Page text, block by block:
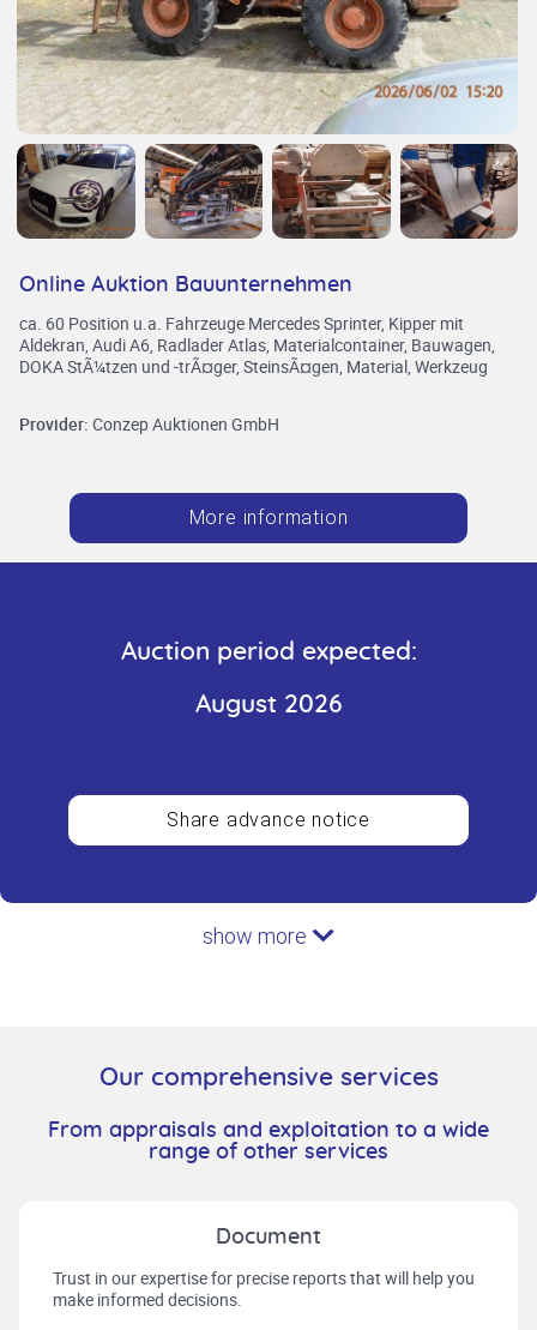
Online Auktion Bauunternehmen
ca. 60 Position u.a. Fahrzeuge Mercedes Sprinter, Kipper mit
Aldekran, Audi A6, Radlader Atlas, Materialcontainer, Bauwagen,
DOKA StÃ¼tzen und -trÃ¤ger, SteinsÃ¤gen, Material, Werkzeug
Provider: Conzep Auktionen GmbH
More information
Auction period expected:
August 2026
Share advance notice
show more
Our comprehensive services
From appraisals and exploitation to a wide
range of other services
Document
Trust in our expertise for precise reports that will help you
make informed decisions.